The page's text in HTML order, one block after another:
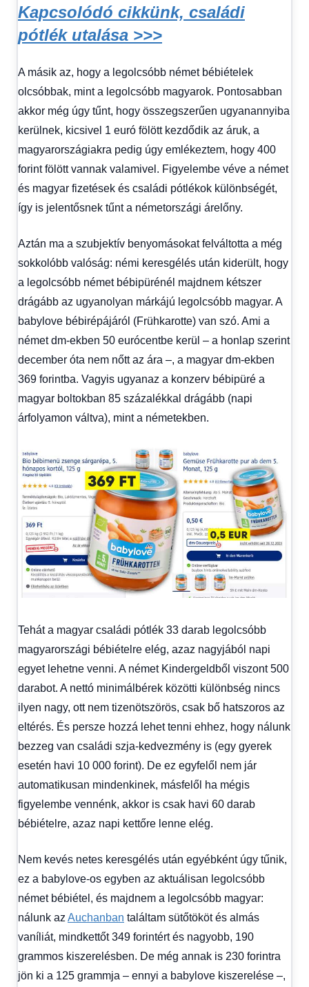
Kapcsolódó cikkünk, családi
pótlék utalása >>>
A másik az, hogy a legolcsóbb német bébiételek
olcsóbbak, mint a legolcsóbb magyarok. Pontosabban
akkor még úgy tűnt, hogy összegszerűen ugyanannyiba
kerülnek, kicsivel 1 euró fölött kezdődik az áruk, a
magyarországiakra pedig úgy emlékeztem, hogy 400
forint fölött vannak valamivel. Figyelembe véve a német
és magyar fizetések és családi pótlékok különbségét,
így is jelentősnek tűnt a németországi árelőny.
Aztán ma a szubjektív benyomásokat felváltotta a még
sokkolóbb valóság: némi keresgélés után kiderült, hogy
a legolcsóbb német bébipürénél majdnem kétszer
drágább az ugyanolyan márkájú legolcsóbb magyar. A
babylove bébirépájáról (Frühkarotte) van szó. Ami a
német dm-ekben 50 eurócentbe kerül – a honlap szerint
december óta nem nőtt az ára –, a magyar dm-ekben
369 forintba. Vagyis ugyanaz a konzerv bébipüré a
magyar boltokban 85 százalékkal drágább (napi
árfolyamon váltva), mint a németekben.
Tehát a magyar családi pótlék 33 darab legolcsóbb
magyarországi bébiételre elég, azaz nagyjából napi
egyet lehetne venni. A német Kindergeldből viszont 500
darabot. A nettó minimálbérek közötti különbség nincs
ilyen nagy, ott nem tizenötszörös, csak bő hatszoros az
eltérés. És persze hozzá lehet tenni ehhez, hogy nálunk
bezzeg van családi szja-kedvezmény is (egy gyerek
esetén havi 10 000 forint). De ez egyfelől nem jár
automatikusan mindenkinek, másfelől ha mégis
figyelembe vennénk, akkor is csak havi 60 darab
bébiételre, azaz napi kettőre lenne elég.
Nem kevés netes keresgélés után egyébként úgy tűnik,
ez a babylove-os egyben az aktuálisan legolcsóbb
német bébiétel, és majdnem a legolcsóbb magyar:
nálunk az Auchanban találtam sütőtököt és almás
vaníliát, mindkettőt 349 forintért és nagyobb, 190
grammos kiszerelésben. De még annak is 230 forintra
jön ki a 125 grammja – ennyi a babylove kiszerelése –,